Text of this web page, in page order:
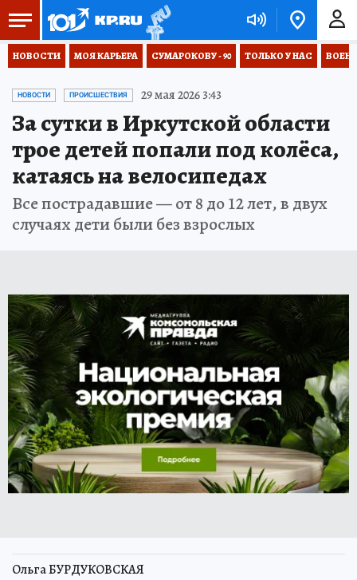
НОВОСТИ МОЯ КАРЬЕРА СУМАРОКОВУ - 90 ТОЛЬКО У НАС
НОВОСТИ ПРОИСШЕСТВИЯ 29 мая 2026 3:43
За сутки в Иркутской области
трое детей попали под колёса,
катаясь на велосипедах
Все пострадавшие — от 8 до 12 лет, в двух
случаях дети были без взрослых
Ольга БУРДУКОВСКАЯ